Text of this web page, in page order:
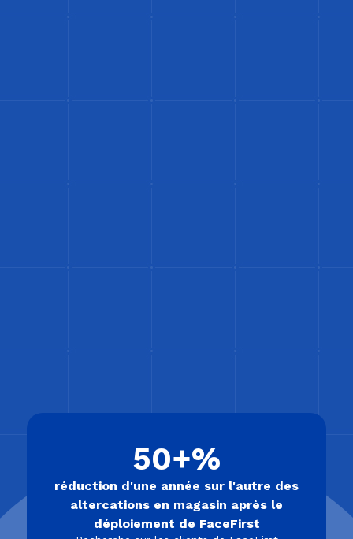
50+%
réduction d'une année sur l'autre des
altercations en magasin après le
déploiement de FaceFirst